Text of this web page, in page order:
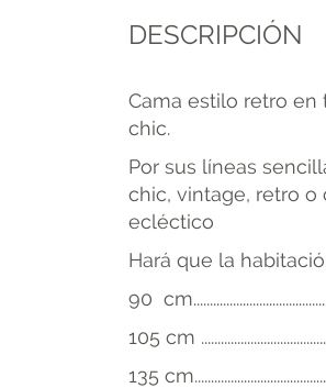
DESCRIPCIÓN
Cama estilo retro en
chic.
Por sus líneas
chic, vintage, retro o
ecléctico
Hará que la
90
105 cm
135